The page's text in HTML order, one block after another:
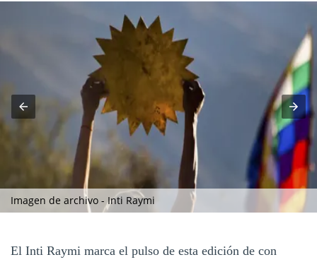
Imagen de archivo - Inti Raymi
El Inti Raymi marca el pulso de esta edición de con